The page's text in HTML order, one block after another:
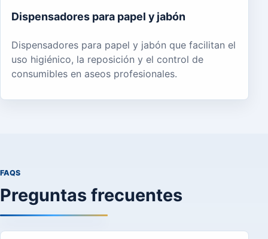
Dispensadores para papel y jabón
Dispensadores para papel y jabón que facilitan el
uso higiénico, la reposición y el control de
consumibles en aseos profesionales.
FAQS
Preguntas frecuentes